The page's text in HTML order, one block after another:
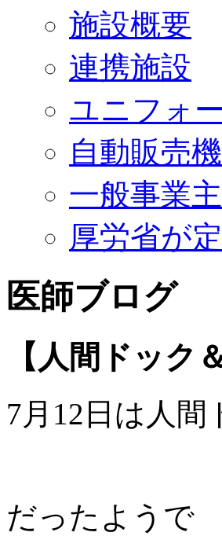
施設概要
連携施設
ユニフォ
自動販売機
一般事業
厚労省が
医師ブログ
【人間ドック
7月12日は人間
だったようで